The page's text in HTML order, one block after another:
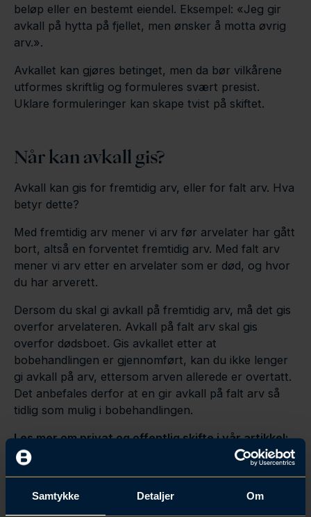
Samtykke Detaljer Om
beløp eller en bestemt eiendel. Eksempel: «Jeg gir
avkall på hytta på fjellet, men ønsker å motta øvrig
arv.».
Avkallet kan gjøres betinget, men da bør vilkårene
utformes skriftlig og formuleres svært presist.
Uklare formuleringer kan skape tvist på skiftet.
Når kan avkall gis?
Avkall kan gis for fremtidig arv, eller for falt arv. Hva
betyr dette?
Med fremtidig arv mener vi arv før arvelater har gått
bort, altså en forventet fremtidig arv. Med falt arv
mener vi arv etter en arvelater som er død, og hvor
du har arverett.
Dersom du skal gi avkall på fremtidig arv, må det gis
overfor arvelateren. Avkall på falt arv skal gis
overfor dødsboet. Gis avkallet etter at
bobehandlingen er gjennomført, kan du ikke lenger
gi avkall på arv, ettersom arven allerede er overtatt.
Det anbefales derfor at en gir avkall på falt arv så
tidlig som mulig i bobehandlingen.
Les mer om privat og offentlig skifte i vår artikkel:
Privat eller offentlig skifte – hva bør du velge?
Gjelder det noen formkrav?